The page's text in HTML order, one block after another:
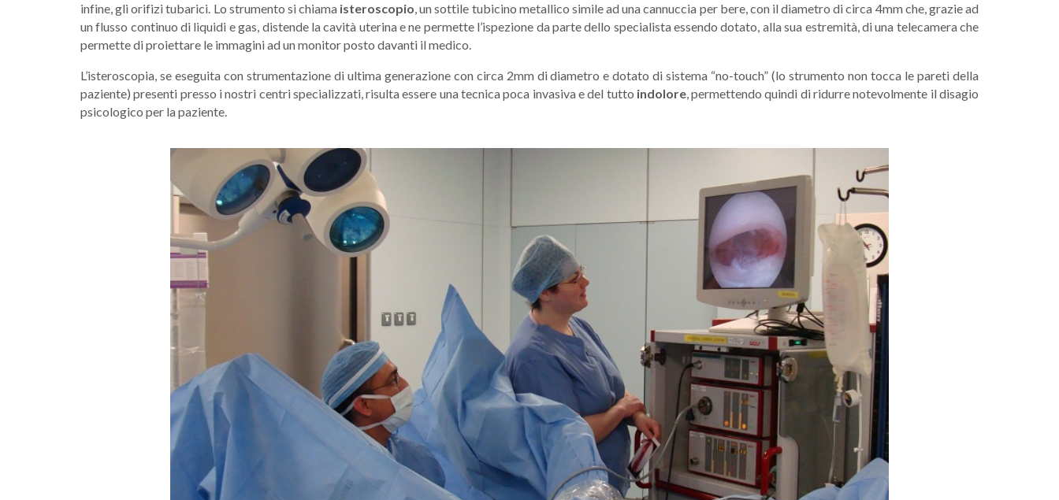
infine, gli orifizi tubarici. Lo strumento si chiama isteroscopio, un sottile tubicino metallico simile ad una cannuccia per bere, con il diametro di circa 4mm che, grazie ad
un flusso continuo di liquidi e gas, distende la cavità uterina e ne permette l’ispezione da parte dello specialista essendo dotato, alla sua estremità, di una telecamera che
permette di proiettare le immagini ad un monitor posto davanti il medico.
L’isteroscopia, se eseguita con strumentazione di ultima generazione con circa 2mm di diametro e dotato di sistema “no-touch” (lo strumento non tocca le pareti della
paziente) presenti presso i nostri centri specializzati, risulta essere una tecnica poca invasiva e del tutto indolore, permettendo quindi di ridurre notevolmente il disagio
psicologico per la paziente.